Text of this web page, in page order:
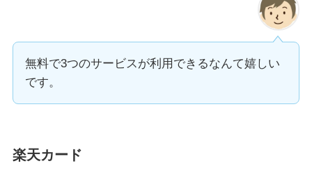
無料で3つのサービスが利用できるなんて嬉しい
です。
楽天カード